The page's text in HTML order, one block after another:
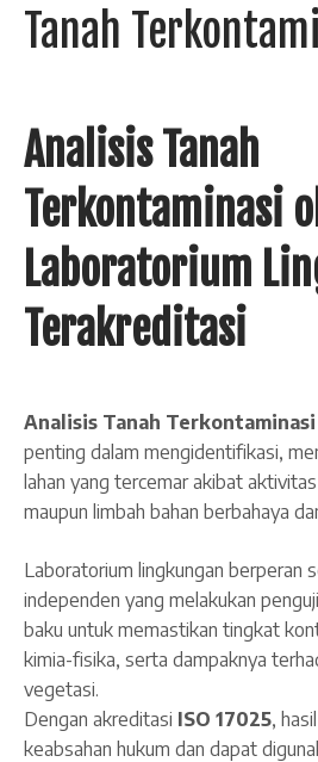
Tanah
Analisis Tanah
Terkontaminasi
Laboratorium
Terakreditasi
Analisis Tanah Terkontaminasi
penting dalam mengidentifikasi,
lahan yang tercemar akibat
maupun limbah bahan berbahaya
Laboratorium lingkungan berperan
independen yang melakukan
baku untuk memastikan tingkat
kimia-fisika, serta dampaknya
vegetasi.
Dengan akreditasi ISO 17025,
keabsahan hukum dan dapat